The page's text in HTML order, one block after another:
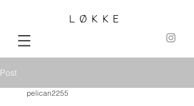
LØKKE
Post
pelican2255